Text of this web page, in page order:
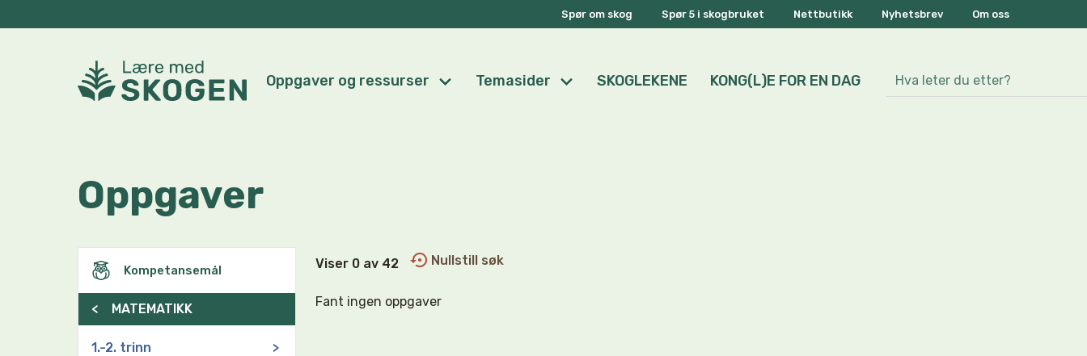
Spør om skog Spør 5 i skogbruket Nettbutikk Nyhetsbrev Om oss
Oppgaver og ressurser Temasider SKOGLEKENE KONG(L)E FOR EN DAG
Oppgaver
Kompetansemål
< MATEMATIKK
1.-2. trinn >
Viser 0 av 42 Nullstill søk
Fant ingen oppgaver